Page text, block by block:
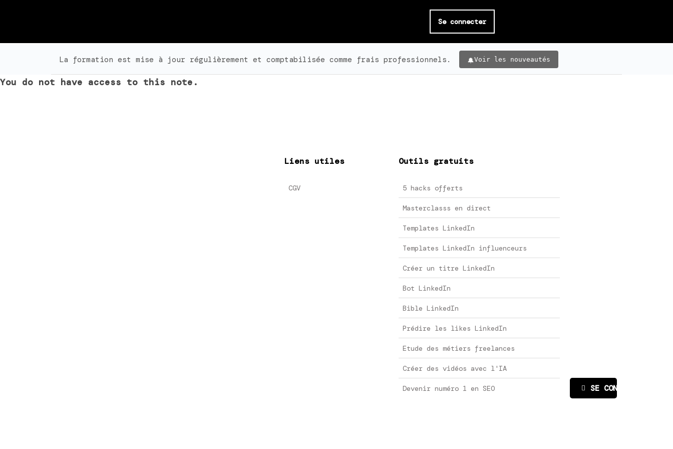
Se connecter
La formation est mise à jour régulièrement et comptabilisée comme frais professionnels. Voir les nouveautés
You do not have access to this note.
Liens utiles
CGV
Outils gratuits
5 hacks offerts
Masterclasss en direct
Templates LinkedIn
Templates LinkedIn influenceurs
Créer un titre LinkedIn
Bot LinkedIn
Bible LinkedIn
Prédire les likes LinkedIn
Etude des métiers freelances
Créer des vidéos avec l'IA
Devenir numéro 1 en SEO SE CONNECTER